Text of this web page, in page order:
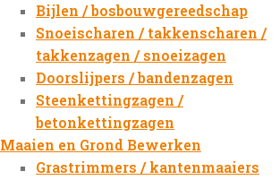
Bijlen / bosbouwgereedschap
Snoeischaren / takkenscharen /
takkenzagen / snoeizagen
Doorslijpers / bandenzagen
Steenkettingzagen /
betonkettingzagen
Maaien en Grond Bewerken
Grastrimmers / kantenmaaiers